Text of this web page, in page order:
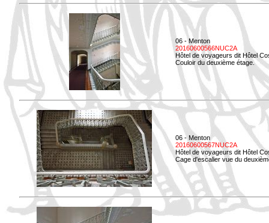
06 - Menton
20160600566NUC2A
Hôtel de voyageurs dit Hôtel
Couloir du deuxième étage.
06 - Menton
20160600567NUC2A
Hôtel de voyageurs dit Hôtel
Cage d'escalier vue du